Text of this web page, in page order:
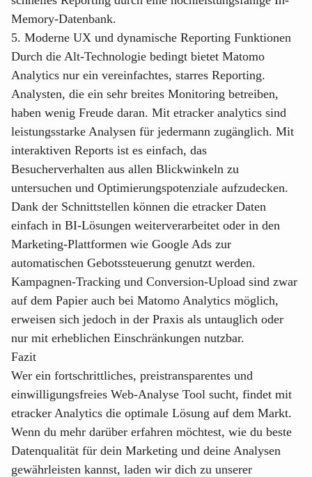
Memory-Datenbank.
5. Moderne UX und dynamische Reporting Funktionen
Durch die Alt-Technologie bedingt bietet Matomo
Analytics nur ein vereinfachtes, starres Reporting.
Analysten, die ein sehr breites Monitoring betreiben,
haben wenig Freude daran. Mit etracker analytics sind
leistungsstarke Analysen für jedermann zugänglich. Mit
interaktiven Reports ist es einfach, das
Besucherverhalten aus allen Blickwinkeln zu
untersuchen und Optimierungspotenziale aufzudecken.
Dank der Schnittstellen können die etracker Daten
einfach in BI-Lösungen weiterverarbeitet oder in den
Marketing-Plattformen wie Google Ads zur
automatischen Gebotssteuerung genutzt werden.
Kampagnen-Tracking und Conversion-Upload sind zwar
auf dem Papier auch bei Matomo Analytics möglich,
erweisen sich jedoch in der Praxis als untauglich oder
nur mit erheblichen Einschränkungen nutzbar.
Fazit
Wer ein fortschrittliches, preistransparentes und
einwilligungsfreies Web-Analyse Tool sucht, findet mit
etracker Analytics die optimale Lösung auf dem Markt.
Wenn du mehr darüber erfahren möchtest, wie du beste
Datenqualität für dein Marketing und deine Analysen
gewährleisten kannst, laden wir dich zu unserer